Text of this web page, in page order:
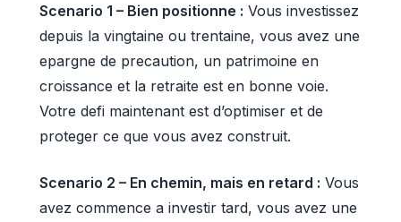
Scenario 1 – Bien positionne : Vous investissez
depuis la vingtaine ou trentaine, vous avez une
epargne de precaution, un patrimoine en
croissance et la retraite est en bonne voie.
Votre defi maintenant est d’optimiser et de
proteger ce que vous avez construit.
Scenario 2 – En chemin, mais en retard : Vous
avez commence a investir tard, vous avez une